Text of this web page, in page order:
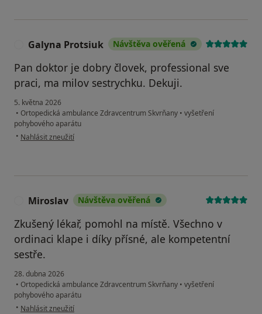
Galyna Protsiuk Návštěva ověřená
Pan doktor je dobry človek, professional sve
praci, ma milov sestrychku. Dekuji.
5. května 2026
• Ortopedická ambulance Zdravcentrum Skvrňany • vyšetření
pohybového aparátu
• podle názoru uživatele Galyna Protsiuk
Nahlásit zneužití
Miroslav Návštěva ověřená
Zkušený lékař, pomohl na místě. Všechno v
ordinaci klape i díky přísné, ale kompetentní
sestře.
28. dubna 2026
• Ortopedická ambulance Zdravcentrum Skvrňany • vyšetření
pohybového aparátu
• podle názoru uživatele Miroslav
Nahlásit zneužití